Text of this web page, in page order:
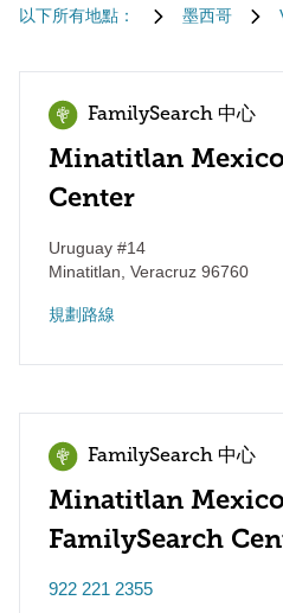
以下所有地點： 墨西哥
FamilySearch 中心
Minatitlan
Center
Uruguay #14
Minatitlan Veracruz 96760
規劃路線
FamilySearch 中心
Minatitlan
FamilySearch
922 221 2355